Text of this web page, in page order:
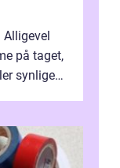
på taget,
synlige